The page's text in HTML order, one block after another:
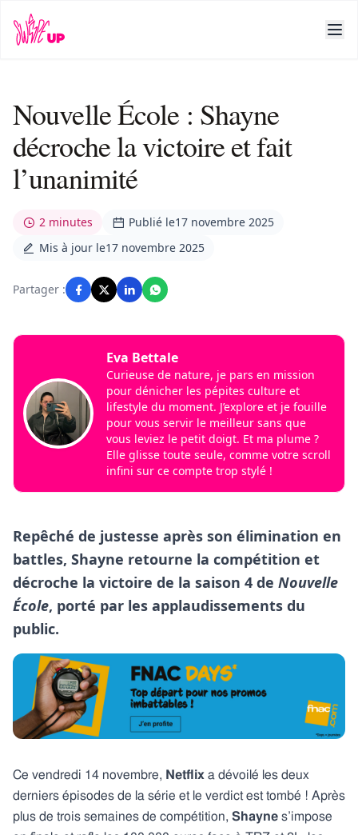
Nouvelle École : Shayne
décroche la victoire et fait
l’unanimité
2 minutes Publié le17 novembre 2025
Mis à jour le17 novembre 2025
Partager :
Eva Bettale
Curieuse de nature, je pars en mission
pour dénicher les pépites culture et
lifestyle du moment. J’explore et je fouille
pour vous servir le meilleur sans que
vous leviez le petit doigt. Et ma plume ?
Elle glisse toute seule, comme votre scroll
infini sur ce compte trop stylé !
Repêché de justesse après son élimination en
battles, Shayne retourne la compétition et
décroche la victoire de la saison 4 de Nouvelle
École, porté par les applaudissements du
public.
​​Ce vendredi 14 novembre, Netflix a dévoilé les deux
derniers épisodes de la série et le verdict est tombé ! Après
plus de trois semaines de compétition, Shayne s’impose